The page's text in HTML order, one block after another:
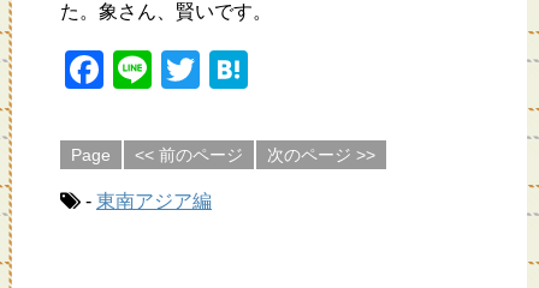
た。象さん、賢いです。
F
c
e
b
Li
e
T
tt
er
e
Page << 前のページ 次のページ >>
- 東南アジア編